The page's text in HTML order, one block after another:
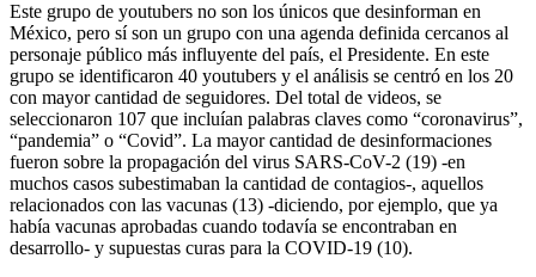
Este grupo de youtubers no son los únicos que desinforman en
México, pero sí son un grupo con una agenda definida cercanos al
personaje público más influyente del país, el Presidente. En este
grupo se identificaron 40 youtubers y el análisis se centró en los 20
con mayor cantidad de seguidores. Del total de videos, se
seleccionaron 107 que incluían palabras claves como “coronavirus”,
“pandemia” o “Covid”. La mayor cantidad de desinformaciones
fueron sobre la propagación del virus SARS-CoV-2 (19) -en
muchos casos subestimaban la cantidad de contagios-, aquellos
relacionados con las vacunas (13) -diciendo, por ejemplo, que ya
había vacunas aprobadas cuando todavía se encontraban en
desarrollo- y supuestas curas para la COVID-19 (10).